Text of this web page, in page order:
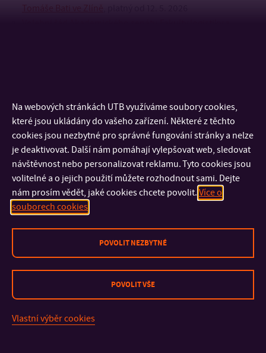
řízení– platný od 12. 5. 2026
Pravidla průběhu studia ve studijních programech
uskutečňovaných na FLKŘ UTB – účinné do 31. 8. 2026
Pravidla průběhu studia ve studijních programech
uskutečňovaných na FLKŘ UTB
– účinné od 1. 9. 2026
KONTAKT
Na webových stránkách UTB využíváme soubory cookies,
které jsou ukládány do vašeho zařízení. Některé z těchto
cookies jsou nezbytné pro správné fungování stránky a nelze
je deaktivovat. Další nám pomáhají vylepšovat web, sledovat
návštěvnost nebo personalizovat reklamu. Tyto cookies jsou
volitelné a o jejich použití můžete rozhodnout sami. Dejte
nám prosím vědět, jaké cookies chcete povolit. Více o
souborech cookies
POVOLIT NEZBYTNÉ
POVOLIT VŠE
Vlastní výběr cookies